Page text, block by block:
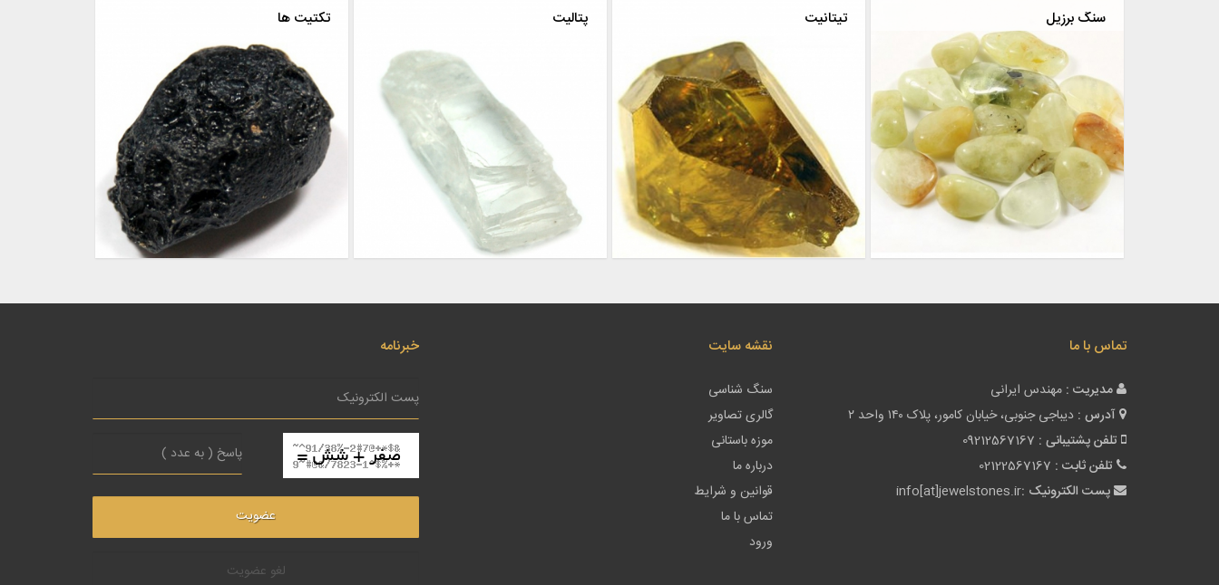
تماس با ما
مدیریت : مهندس ایرانی
آدرس : دیباجی جنوبی، خیابان کامور، پلاک ۱۴۰ واحد ۲
تلفن پشتیبانی : 09212567167
تلفن ثابت : 02122567167
پست الکترونیک :info[at]jewelstones.ir
نقشه سایت
سنگ شناسی
گالری تصاویر
موزه باستانی
درباره ما
قوانین و شرایط
تماس با ما
ورود
خبرنامه
لغو عضویت